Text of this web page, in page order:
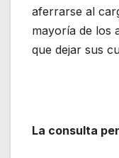
aferrarse al
mayoría de los
que dejar sus
La consulta